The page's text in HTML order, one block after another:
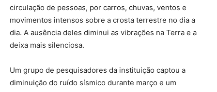
circulação de pessoas, por carros, chuvas, ventos e
movimentos intensos sobre a crosta terrestre no dia a
dia. A ausência deles diminui as vibrações na Terra e a
deixa mais silenciosa.
Um grupo de pesquisadores da instituição captou a
diminuição do ruído sísmico durante março e um